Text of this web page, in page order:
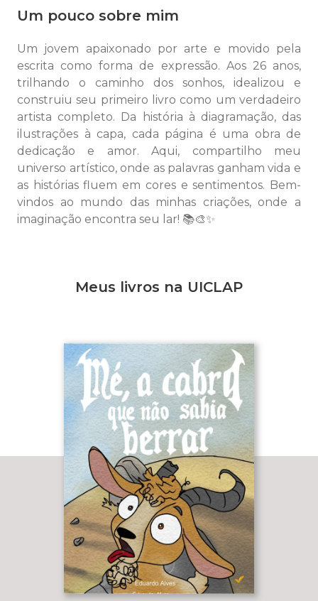
Um pouco sobre mim
Um jovem apaixonado por arte e movido pela
escrita como forma de expressão. Aos 26 anos,
trilhando o caminho dos sonhos, idealizou e
construiu seu primeiro livro como um verdadeiro
artista completo. Da história à diagramação, das
ilustrações à capa, cada página é uma obra de
dedicação e amor. Aqui, compartilho meu
universo artístico, onde as palavras ganham vida e
as histórias fluem em cores e sentimentos. Bem-
vindos ao mundo das minhas criações, onde a
imaginação encontra seu lar! 📚🎨✨
Meus livros na UICLAP